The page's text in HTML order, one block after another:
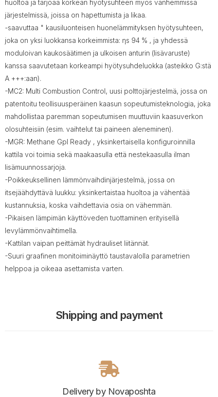
huoltoa ja tarjoaa korkean hyötysuhteen myös vanhemmissa
järjestelmissä, joissa on hapettumista ja likaa.
-saavuttaa " kausiluonteisen huonelämmityksen hyötysuhteen,
joka on yksi luokkansa korkeimmista: ηs 94 % , ja yhdessä
moduloivan kaukosäätimen ja ulkoisen anturin (lisävaruste)
kanssa saavutetaan korkeampi hyötysuhdeluokka (asteikko G:stä
A +++:aan).
-MC2: Multi Combustion Control, uusi polttojärjestelmä, jossa on
patentoitu teollisuusperäinen kaasun sopeutumisteknologia, joka
mahdollistaa paremman sopeutumisen muuttuviin kaasuverkon
olosuhteisiin (esim. vaihtelut tai paineen aleneminen).
-MGR: Methane Gpl Ready , yksinkertaisella konfiguroinnilla
kattila voi toimia sekä maakaasulla että nestekaasulla ilman
lisämuunnossarjoja.
-Poikkeuksellinen lämmönvaihdinjärjestelmä, jossa on
itsejäähdyttävä luukku: yksinkertaistaa huoltoa ja vähentää
kustannuksia, koska vaihdettavia osia on vähemmän.
-Pikaisen lämpimän käyttöveden tuottaminen erityisellä
levylämmönvaihtimella.
-Kattilan vaipan peittämät hydrauliset liitännät.
-Suuri graafinen monitoiminäyttö taustavalolla parametrien
helppoa ja oikeaa asettamista varten.
Shipping and payment
Delivery by Novaposhta